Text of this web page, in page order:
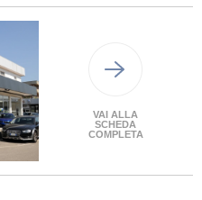
VAI ALLA
SCHEDA
COMPLETA